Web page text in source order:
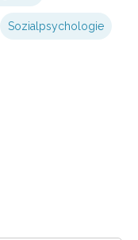
Sozialpsychologie